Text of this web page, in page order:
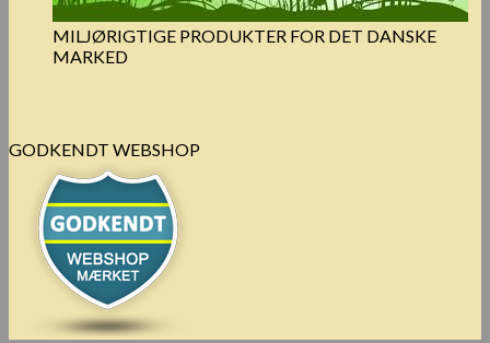
MILJØRIGTIGE PRODUKTER FOR DET DANSKE
MARKED
GODKENDT WEBSHOP